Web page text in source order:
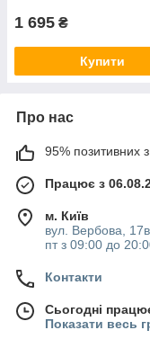
1 695 ₴
Купити
Про нас
95% позитивних з
Працює з
м. Київ
вул. Вербова,
пт з 09:00 до
Контакти
Сьогодні
Показати весь